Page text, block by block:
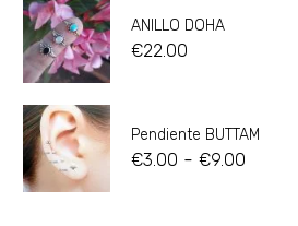
ANILLO DOHA
€22.00
Pendiente BUTTAM
€3.00 - €9.00